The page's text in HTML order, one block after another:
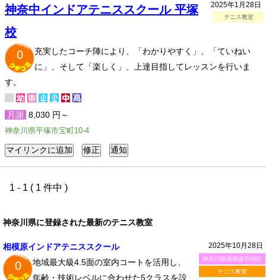
2025年1月28日
テニス教室
神奈中インドアテニススクール 平塚
校
0
充実したコーチ陣により、「わかりやすく」、「ていねい
に」、そして「楽しく」、上達目指してレッスンを行いま
す。
月謝 8,030 円～
神奈川県平塚市宝町10-4
1 - 1 ( 1 件中 )
神奈川県に登録された最新のテニス教室
2025年10月28日
神奈川県相模原市緑区
テニス教室
相模原インドアテニススクール
0
地域最大級4.5面の室内コートを活用し、
年齢・技術レベルに合わせた5クラスを設